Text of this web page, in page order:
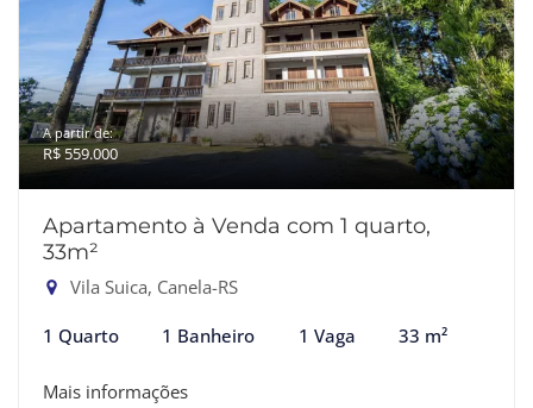
A partir de:
R$ 559.000
Apartamento à Venda com 1 quarto,
33m²
Vila Suica, Canela-RS
1 Quarto 1 Banheiro 1 Vaga 33 m²
Mais informações